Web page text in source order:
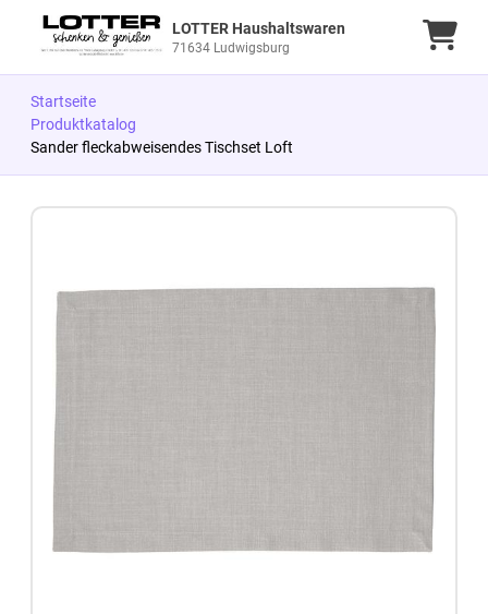
LOTTER Haushaltswaren
71634 Ludwigsburg
Startseite
Produktkatalog
Sander fleckabweisendes Tischset Loft